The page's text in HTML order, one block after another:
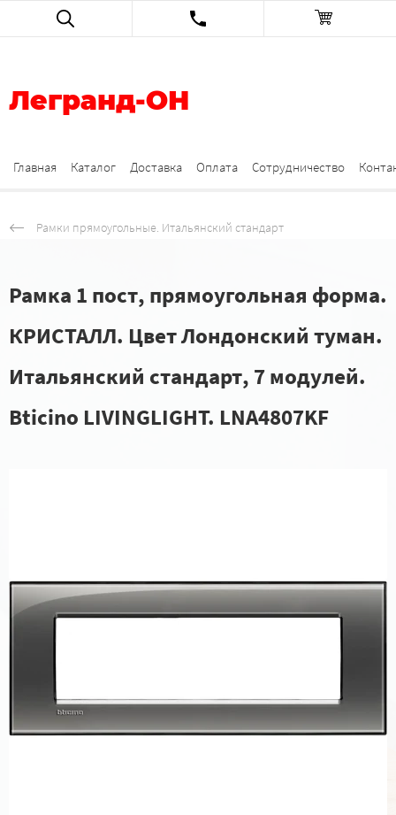
Легранд-ОН
Главная Каталог Доставка Оплата Сотрудничество
Рамки прямоугольные. Итальянский стандарт
Рамка 1 пост, прямоугольная форма.
КРИСТАЛЛ. Цвет Лондонский туман.
Итальянский стандарт, 7 модулей.
Bticino LIVINGLIGHT. LNA4807KF